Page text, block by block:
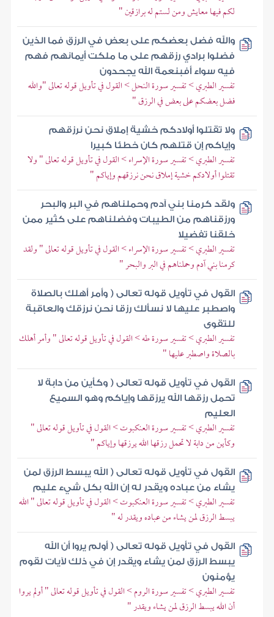
لكم فيها معايش ومن لستم له برازقين "
والله فضل بعضكم على بعض في الرزق فما الذين
فضلوا برادي رزقهم على ما ملكت أيمانهم فهم
فيه سواء أفبنعمة الله يجحدون
تفسير الطبري > تفسير سورة النحل > القول في تأويل قوله تعالى "والله
فضل بعضكم على بعض في الرزق "
ولا تقتلوا أولادكم خشية إملاق نحن نرزقهم
وإياكم إن قتلهم كان خطئا كبيرا
تفسير الطبري > تفسير سورة الإسراء > القول في تأويل قوله تعالى " ولا
تقتلوا أولادكم خشية إملاق نحن نرزقهم وإياكم "
ولقد كرمنا بني آدم وحملناهم في البر والبحر
ورزقناهم من الطيبات وفضلناهم على كثير ممن
خلقنا تفضيلا
تفسير الطبري > تفسير سورة الإسراء > القول في تأويل قوله تعالى " ولقد
كرمنا بني آدم وحملناهم في البر والبحر "
القول في تأويل قوله تعالى ( وأمر أهلك بالصلاة
واصطبر عليها لا نسألك رزقا نحن نرزقك والعاقبة
للتقوى
تفسير الطبري > تفسير سورة طه > القول في تأويل قوله تعالى " وأمر أهلك
بالصلاة واصطبر عليها "
القول في تأويل قوله تعالى ( وكأين من دابة لا
تحمل رزقها الله يرزقها وإياكم وهو السميع
العليم
تفسير الطبري > تفسير سورة العنكبوت > القول في تأويل قوله تعالى "
وكأين من دابة لا تحمل رزقها الله يرزقها وإياكم "
القول في تأويل قوله تعالى ( الله يبسط الرزق لمن
يشاء من عباده ويقدر له إن الله بكل شيء عليم
تفسير الطبري > تفسير سورة العنكبوت > القول في تأويل قوله تعالى " الله
يبسط الرزق لمن يشاء من عباده ويقدر له "
القول في تأويل قوله تعالى ( أولم يروا أن الله
يبسط الرزق لمن يشاء ويقدر إن في ذلك لآيات لقوم
يؤمنون
تفسير الطبري > تفسير سورة الروم > القول في تأويل قوله تعالى " أولم يروا
أن الله يبسط الرزق لمن يشاء ويقدر "